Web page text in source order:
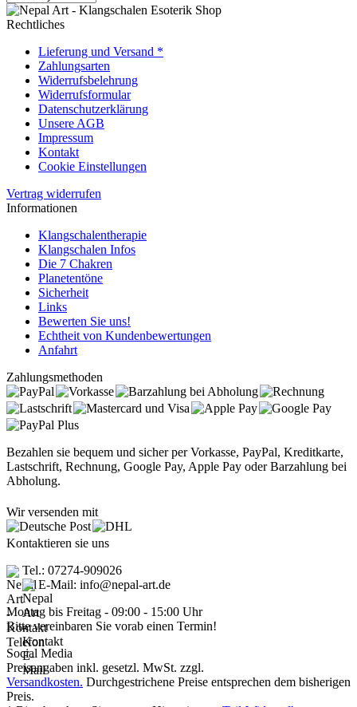
Rechtliches
Lieferung und Versand *
Zahlungsarten
Widerrufsbelehrung
Widerrufsformular
Datenschutzerklärung
Unsere AGB
Impressum
Kontakt
Cookie Einstellungen
Vertrag widerrufen
Informationen
Klangschalentherapie
Klangschalen Infos
Die 7 Chakren
Planetentöne
Sicherheit
Links
Bewerten Sie uns!
Echtheit von Kundenbewertungen
Anfahrt
Zahlungsmethoden
Bezahlen sie bequem und sicher per Vorkasse, PayPal, Kreditkarte,
Lastschrift, Rechnung, Google Pay, Apple Pay oder Barzahlung bei
Abholung.
Wir versenden mit
Kontaktieren sie uns
Tel.: 07274-909026
E-Mail: info@nepal-art.de
Montag bis Freitag - 09:00 - 15:00 Uhr
Bitte vereinbaren Sie vorab einen Termin!
Social Media
Preisangaben inkl. gesetzl. MwSt. zzgl.
Versandkosten. Durchgestrichene Preise entsprechen dem bisherigen
Preis.